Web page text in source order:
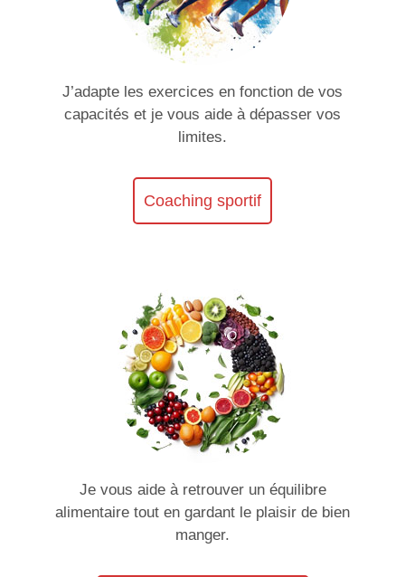
J’adapte les exercices en fonction de vos
capacités et je vous aide à dépasser vos
limites.
Coaching sportif
Je vous aide à retrouver un équilibre
alimentaire tout en gardant le plaisir de bien
manger.